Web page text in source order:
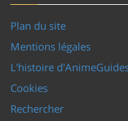
Plan du site
Mentions légales
L'histoire
Cookies
Rechercher